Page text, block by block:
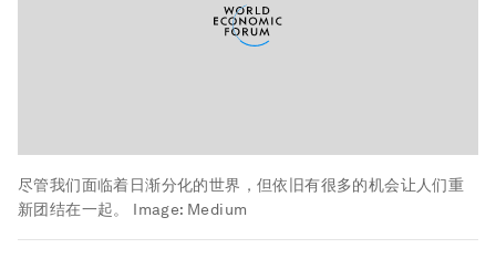
尽管我们面临着日渐分化的世界，但依旧有很多的机会让人们重
新团结在一起。
Image: Medium